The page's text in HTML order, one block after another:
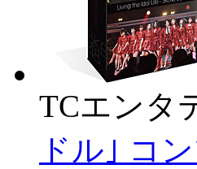
TCエンタ
ドル｣ コ